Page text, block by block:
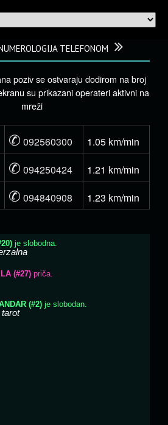
TELEFONOM
poziv se ostvaraju dodirom na broj
su prikazani operateri aktivni na
mreži
✆ 092560300
1.05 km/min
✆ 094250424
1.21 km/min
✆ 094840908 1.23 km/min